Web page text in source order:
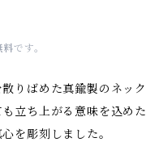
料です。
りばめた真鍮製のネッ
立ち上がる意味を込め
を彫刻しました。